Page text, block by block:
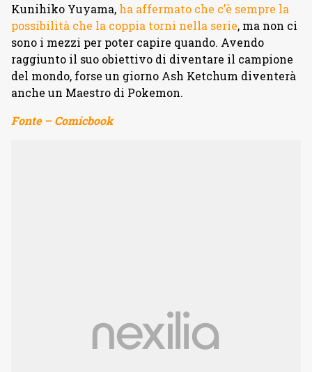
Kunihiko Yuyama, ha affermato che c’è sempre la
possibilità che la coppia torni nella serie, ma non ci
sono i mezzi per poter capire quando. Avendo
raggiunto il suo obiettivo di diventare il campione
del mondo, forse un giorno Ash Ketchum diventerà
anche un Maestro di Pokemon.
Fonte – Comicbook